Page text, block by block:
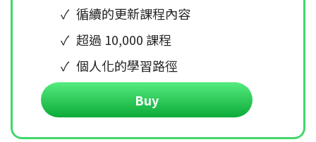
循續的更新課程內容
超過 10,000 課程
個人化的學習路徑
Buy